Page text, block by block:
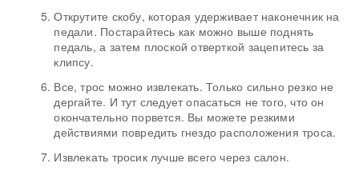
Открутите скобу, которая удерживает наконечник на
педали. Постарайтесь как можно выше поднять
педаль, а затем плоской отверткой зацепитесь за
клипсу.
Все, трос можно извлекать. Только сильно резко не
дергайте. И тут следует опасаться не того, что он
окончательно порвется. Вы можете резкими
действиями повредить гнездо расположения троса.
Извлекать тросик лучше всего через салон.